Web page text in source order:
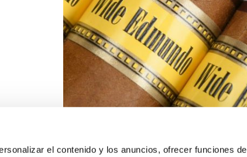
el contenido y los anuncios, ofrecer funciones de